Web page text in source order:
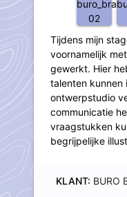
Tijdens mijn
voornamelijk
gewerkt. Hier
talenten kunnen
ontwerpstudio
communicatie
vraagstukken
begrijpelijke
KLANT: BURO